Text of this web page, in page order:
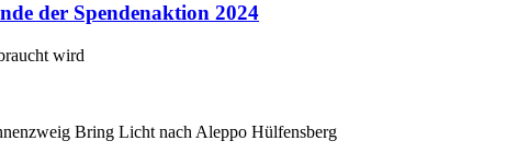
der Spendenaktion 2024
wird
Bring Licht nach Aleppo Hülfensberg